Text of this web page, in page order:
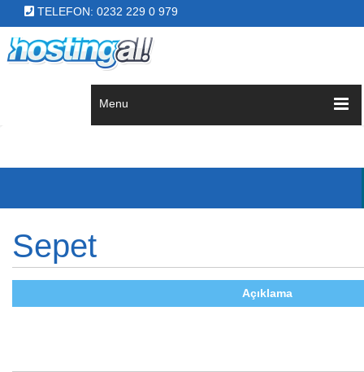
TELEFON: 0232 229 0 979
Menu
Sepet
Açıklama